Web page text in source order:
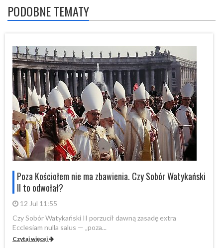
PODOBNE TEMATY
Poza Kościołem nie ma zbawienia. Czy Sobór Watykański
II to odwołał?
12 Jul 11:55
Czy Sobór Watykański II porzucił dawną zasadę extra
Ecclesiam nulla salus — „poza...
Czytaj więcej